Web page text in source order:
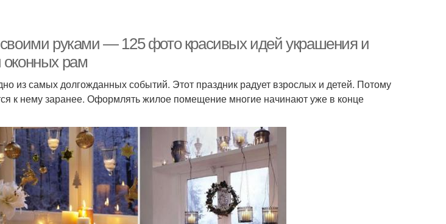
руками — 125 фото красивых идей украшения и
рам
из самых долгожданных событий. Этот праздник радует взрослых и детей. Потому
к нему заранее. Оформлять жилое помещение многие начинают уже в конце